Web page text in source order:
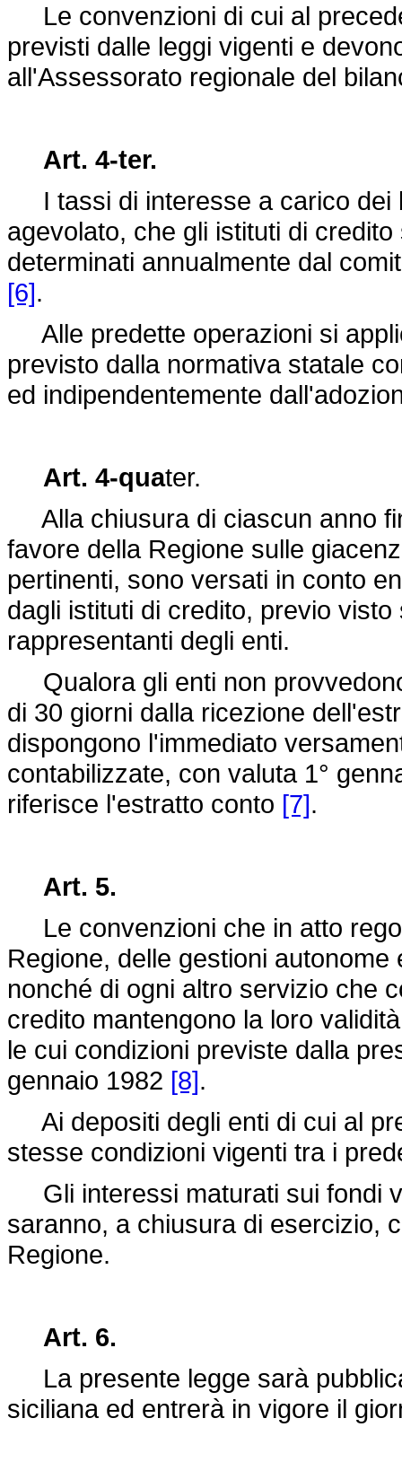
Le convenzioni di cui al
previsti dalle leggi vigenti e
all'Assessorato regionale del
Art. 4-ter.
I tassi di interesse a carico dei
agevolato, che gli istituti di
determinati annualmente dal
[6].
Alle predette operazioni si
previsto dalla normativa statale
ed indipendentemente
Art. 4-quater.
Alla chiusura di ciascun anno
favore della Regione sulle
pertinenti, sono versati in conto
dagli istituti di credito, previo
rappresentanti degli enti.
Qualora gli enti non
di 30 giorni dalla ricezione
dispongono l'immediato
contabilizzate, con valuta 1°
riferisce l'estratto conto [7].
Art. 5.
Le convenzioni che in atto
Regione, delle gestioni
nonché di ogni altro servizio che
credito mantengono la loro
le cui condizioni previste dalla
gennaio 1982 [8].
Ai depositi degli enti di cui al
stesse condizioni vigenti tra i
Gli interessi maturati sui fondi
saranno, a chiusura di esercizio,
Regione.
Art. 6.
La presente legge sarà
siciliana ed entrerà in vigore il